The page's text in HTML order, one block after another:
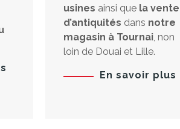
usines ainsi que la vente
d’antiquités dans notre
magasin à Tournai, non
loin de Douai et Lille.
En savoir plus